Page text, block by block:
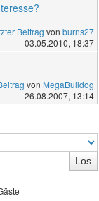
Beitrag von burns27
03.05.2010, 18:37
von MegaBulldog
26.08.2007, 13:14